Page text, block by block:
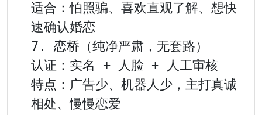
适合：怕照骗、喜欢直观了解、想快
速确认婚恋
7. 恋桥（纯净严肃，无套路）
认证：实名 + 人脸 + 人工审核
特点：广告少、机器人少，主打真诚
相处、慢慢恋爱